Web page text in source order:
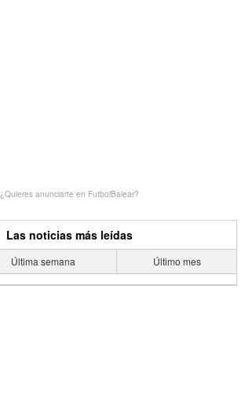
¿Quieres anunciarte en FutbolBalear?
Las noticias más leídas
Última semana Último mes